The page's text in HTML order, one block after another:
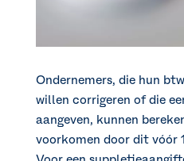
Ondernemers, die hun
willen corrigeren of die
aangeven, kunnen
voorkomen door dit vóór